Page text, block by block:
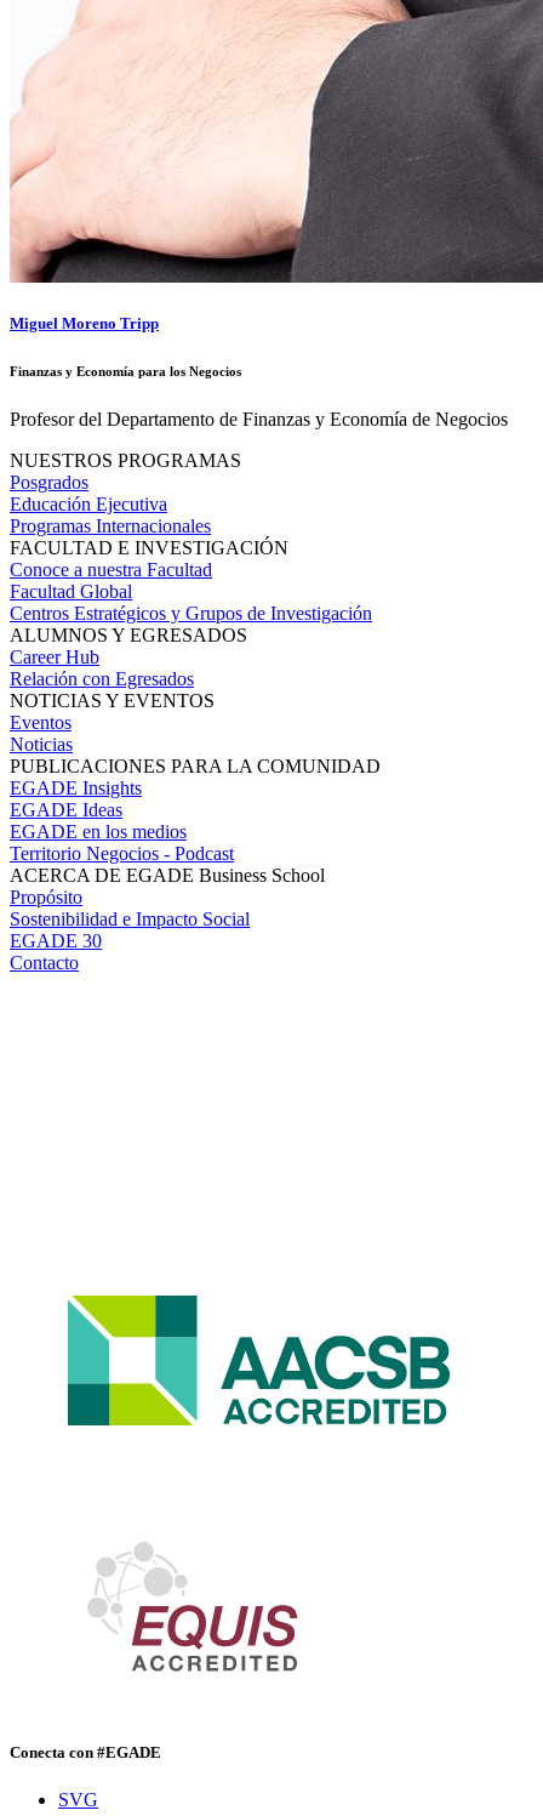
Miguel Moreno Tripp
Finanzas y Economía para los Negocios
Profesor del Departamento de Finanzas y Economía de Negocios
NUESTROS PROGRAMAS
Posgrados
Educación Ejecutiva
Programas Internacionales
FACULTAD E INVESTIGACIÓN
Conoce a nuestra Facultad
Facultad Global
Centros Estratégicos y Grupos de Investigación
ALUMNOS Y EGRESADOS
Career Hub
Relación con Egresados
NOTICIAS Y EVENTOS
Eventos
Noticias
PUBLICACIONES PARA LA COMUNIDAD
EGADE Insights
EGADE Ideas
EGADE en los medios
Territorio Negocios - Podcast
ACERCA DE EGADE Business School
Propósito
Sostenibilidad e Impacto Social
EGADE 30
Contacto
Conecta con #EGADE
SVG